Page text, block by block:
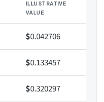
ILLUSTRATIVE
VALUE
$0.042706
$0.133457
$0.320297